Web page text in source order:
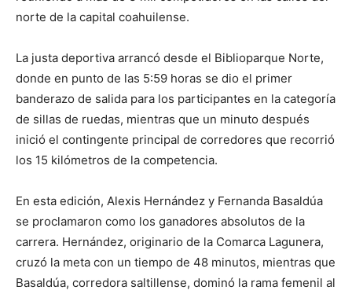
norte de la capital coahuilense.
La justa deportiva arrancó desde el Biblioparque Norte,
donde en punto de las 5:59 horas se dio el primer
banderazo de salida para los participantes en la categoría
de sillas de ruedas, mientras que un minuto después
inició el contingente principal de corredores que recorrió
los 15 kilómetros de la competencia.
En esta edición, Alexis Hernández y Fernanda Basaldúa
se proclamaron como los ganadores absolutos de la
carrera. Hernández, originario de la Comarca Lagunera,
cruzó la meta con un tiempo de 48 minutos, mientras que
Basaldúa, corredora saltillense, dominó la rama femenil al